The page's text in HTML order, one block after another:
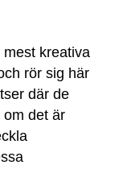
kreativa
rör sig här
där de
om det är